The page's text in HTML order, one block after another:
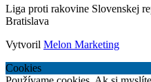
Liga proti rakovine Slovenskej
Bratislava
Vytvoril Melon Marketing
Cookies